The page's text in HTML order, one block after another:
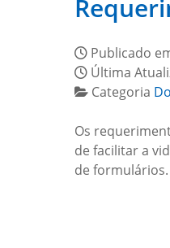
Publicado
Última
Categoria
Os
de facilitar a
de